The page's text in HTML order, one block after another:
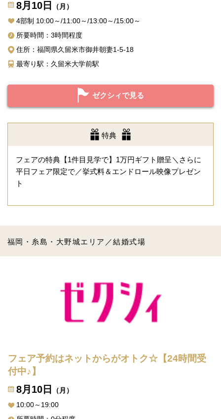
8月10日
（月）
4部制 10:00～/11:00～/13:00～/15:00～
所要時間：3時間程度
住所：福岡県久留米市御井朝妻1-5-18
最寄り駅：久留米大学前駅
ゼクシィで見る
特典
フェアの特典【1件目見学で】1万円ギフト贈呈＼さらに
平日フェア限定で／挙式料＆エンドロール映像プレゼン
ト
福岡・糸島・大野城エリア／結婚式場
フェア予約はネットからがオトク☆【24時間受
付中♪】
8月10日
（月）
10:00～19:00